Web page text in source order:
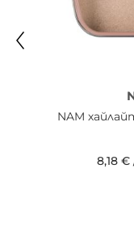
NAM
8,18 €